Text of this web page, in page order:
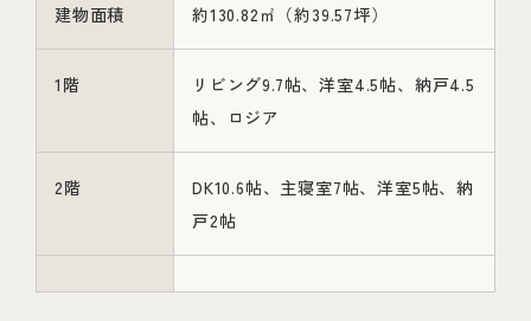
建物面積 約130.82㎡（約39.57坪）
1階
リビング9.7帖、洋室4.5帖、納戸4.5
帖、ロジア
2階
DK10.6帖、主寝室7帖、洋室5帖、納
戸2帖